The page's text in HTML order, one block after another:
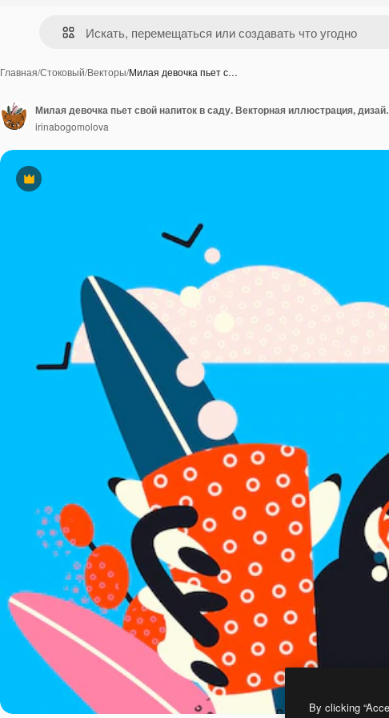
Главная/Стоковый/Векторы/Милая девочка пьет с…
Премиум
Милая девочка
irinabogomolova
By clicking